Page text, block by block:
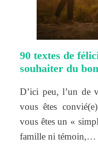
90 textes de
souhaiter du
D’ici peu, l’un de
vous êtes
vous êtes un «
famille ni témoin,…